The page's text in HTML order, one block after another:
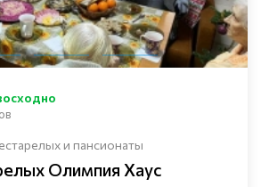
и пансионаты
Олимпия Хаус